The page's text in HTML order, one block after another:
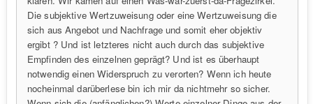
Die subjektive Wertzuweisung oder eine Wertzuweisung die
sich aus Angebot und Nachfrage und somit eher objektiv
ergibt ? Und ist letzteres nicht auch durch das subjektive
Empfinden des einzelnen geprägt? Und ist es überhaupt
notwendig einen Widerspruch zu verorten? Wenn ich heute
nocheinmal darüberlese bin ich mir da nichtmehr so sicher.